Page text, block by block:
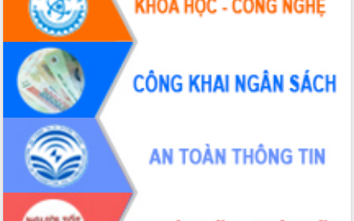
Đắk Lắk nâng cao hiệu quả công tác
Đảng từ Sổ tay đảng viên điện tử
Đắk Lắk đẩy mạnh nuôi biển công
nghệ, hướng tới phát triển thủy sản
bền vững
Tập huấn nâng cao năng lực triển khai
chuyển đổi số cho cán bộ, công chức
cấp xã
Đắk Lắk phát động hưởng ứng Ngày
Quyền của người tiêu dùng Việt Nam
2026
Đẩy mạnh cải cách hành chính, quyết
tâm đạt được mục tiêu tăng trưởng